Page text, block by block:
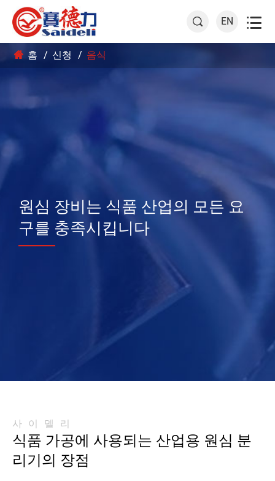
 EN 
홈 신청 음식
원심 장비는 식품 산업의 모든 요
구를 충족시킵니다
사이델리
식품 가공에 사용되는 산업용 원심 분
리기의 장점